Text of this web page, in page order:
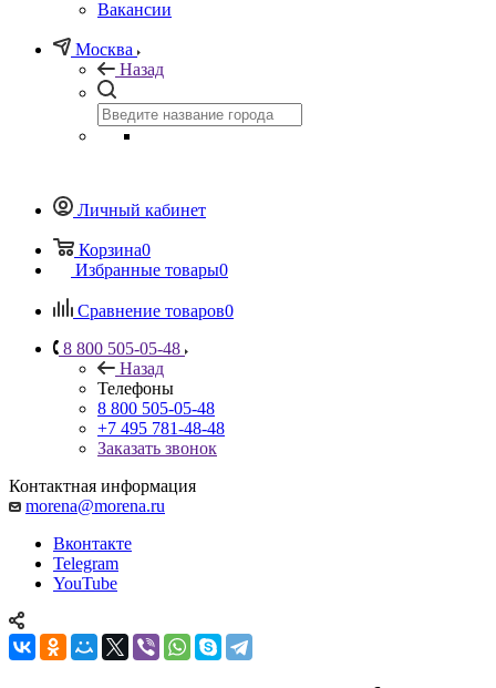
Вакансии
Москва
Назад
Личный кабинет
Корзина0
Избранные товары0
Сравнение товаров0
8 800 505-05-48
Назад
Телефоны
8 800 505-05-48
+7 495 781-48-48
Заказать звонок
Контактная информация
morena@morena.ru
Вконтакте
Telegram
YouTube